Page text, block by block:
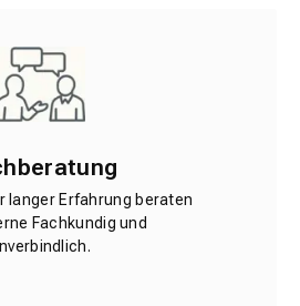
langer Erfahrung beraten
Fachkundig und